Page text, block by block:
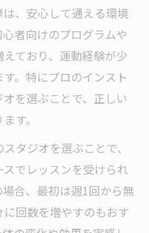
せたピラティス活用
を続ける秘訣とは
るための実践ポイン
継続するコツを伝授
ラティス継続法
しむための工夫とは
ランスを整える方法
、安心して通える環境
者向けのプログラムや
ており、運動経験が少
。特にプロのインスト
を選ぶことで、正しい
す。
タジオを選ぶことで、
でレッスンを受けられ
合、最初は週1回から無
回数を増やすのもおす